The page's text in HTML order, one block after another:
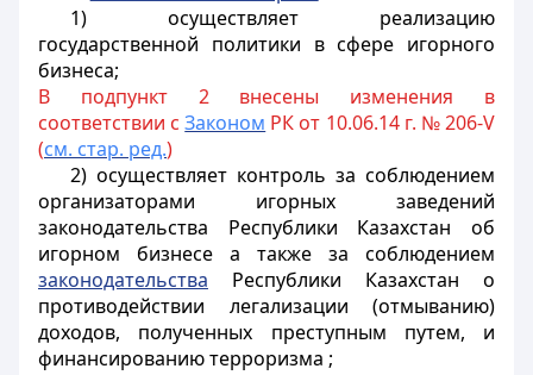
1) осуществляет реализацию
государственной политики в сфере игорного
бизнеса;
В подпункт 2 внесены изменения в
соответствии сЗаконом РК от 10.06.14 г. № 206-V
(см. стар. ред.)
2) осуществляет контроль за соблюдением
организаторами игорных заведений
законодательства Республики Казахстан об
игорном бизнесе а также за соблюдением
законодательства Республики Казахстан о
противодействии легализации (отмыванию)
доходов, полученных преступным путем, и
финансированию терроризма ;